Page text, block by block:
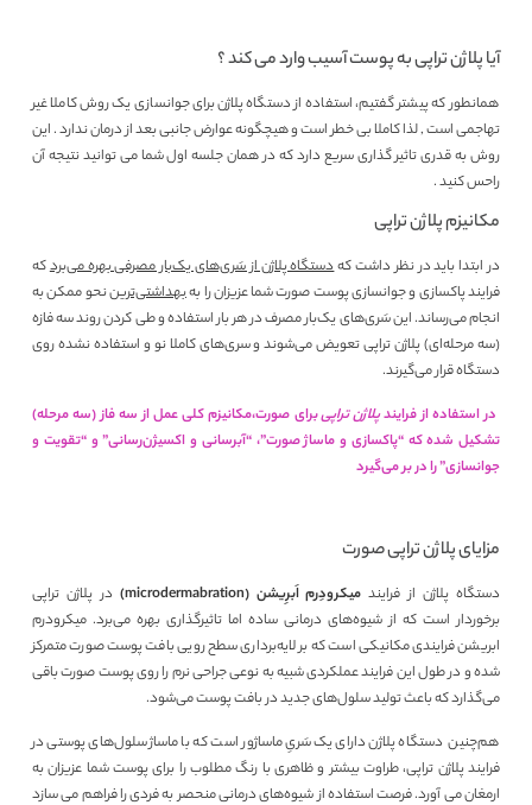
آیا پلاژن تراپی به پوست آسیب وارد می کند ؟
همانطور که پیشتر گفتیم، استفاده از دستگاه پلاژن برای جوانسازی یک روش کاملا غیر
تهاجمی است , لذا کاملا بی خطر است و هیچگونه عوارض جانبی بعد از درمان ندارد . این
روش به قدری تاثیر گذاری سریع دارد که در همان جلسه اول شما می توانید نتیجه آن
راحس کنید .
مکانیزم پلاژن تراپی
در ابتدا باید در نظر داشت کهدستگاه پلاژن از سَری‌های یک‌بار مصرفی بهره می‌بردکه
فرایند پاکسازی و جوانسازی پوست صورت شما عزیزان را بهبهداشتی‌تریننحو ممکن به
انجام می‌رساند. این سَری‌های یک‌بار مصرف در هر بار استفاده و طی کردن روند سه فازه
(سه مرحله‌ای) پلاژن تراپی تعویض می‌شوند و سری‌های کاملا نو و استفاده نشده روی
دستگاه قرار می‌گیرند.
در استفاده از فرایندپلاژن تراپیبرای صورت،مکانیزم کلی عمل از سه فاز (سه مرحله)
تشکیل شده که “پاکسازی و ماساژ صورت”، “آبرسانی و اکسیژن‌رسانی” و “تقویت و
جوانسازی” را در بر می‌گیرد
مزایای پلاژن تراپی صورت
دستگاه پلاژن از فرایندمیکرودِرم اَبرِیشن (microdermabration
) در پلاژن تراپی
برخوردار است که از شیوه‌های درمانی ساده اما تاثیرگذاری بهره می‌برد. میکرودرم
ابریشن فرایندی مکانیکی است که بر لایه‌برداری سطح رویی بافت پوست صورت متمرکز
شده و در طول این فرایند عملکردی شبیه به نوعی جراحی نرم را روی پوست صورت باقی
می‌گذارد که باعث تولید سلول‌های جدید در بافت پوست می‌شود.
هم‌چنین دستگاه پلاژن دارای یک سَریِ ماساژور است که با ماساژ سلول‌های پوستی در
فرایند پلاژن تراپی، طراوت بیشتر و ظاهری با رنگ مطلوب را برای پوست شما عزیزان به
ارمغان می آورد. فرصت استفاده از شیوه‌های درمانی منحصر به فردی را فراهم می سازد